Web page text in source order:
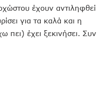
έχουν αντιληφθεί
για τα καλά και η
πει) έχει ξεκινήσει. Συν